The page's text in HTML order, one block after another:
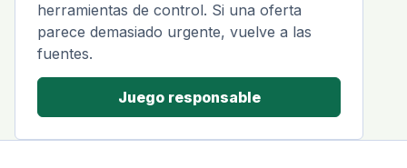
herramientas de control. Si una oferta
parece demasiado urgente, vuelve a las
fuentes.
Juego responsable